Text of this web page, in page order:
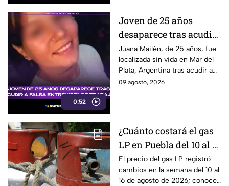
0:52
Joven de 25 años
desaparece tras acudir
a falsa entrevista de
trabajo
Juana Mailén, de 25 años, fue
localizada sin vida en Mar del
Plata, Argentina tras acudir a
una presunta entrevista de
09 agosto, 2026
¿Cuánto costará el gas
LP en Puebla del 10 al 16
de agosto? Este será el
precio
El precio del gas LP registró
cambios en la semana del 10 al
16 de agosto de 2026; conoce